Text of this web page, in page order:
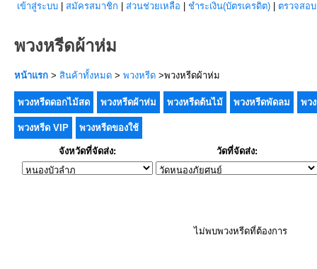
เข้าสู่ระบบ สมัครสมาชิก ส่วนช่วยเหลือ ชำระเงิน(บัตรเครดิต) ตรวจสอ
พวงหรีดผ้าห่ม
หน้าแรก > สินค้าทั้งหมด > พวงหรีด >พวงหรีดผ้าห่ม
พวงหรีดดอกไม้สด พวงหรีดผ้าห่ม พวงหรีดต้นไม้ พวงหรีดพัดลม พว
พวงหรีด VIP พวงหรีดของใช้
จังหวัดที่จัดส่ง: วัดที่จัดส่ง:
ไม่พบพวงหรีดที่ต้องการ